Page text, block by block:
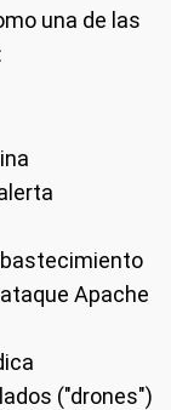
una de las
Apache
("drones")